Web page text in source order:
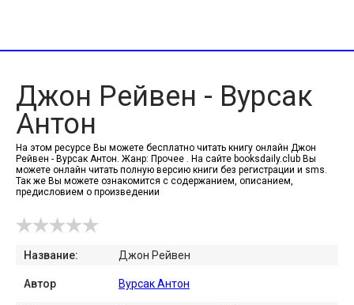
Джон Рейвен - Вурсак
Антон
На этом ресурсе Вы можете бесплатно читать книгу онлайн Джон
Рейвен - Вурсак Антон. Жанр: Прочее . На сайте booksdaily.club Вы
можете онлайн читать полную версию книги без регистрации и sms.
Так же Вы можете ознакомится с содержанием, описанием,
предисловием о произведении
Название: Джон Рейвен
Автор Вурсак Антон